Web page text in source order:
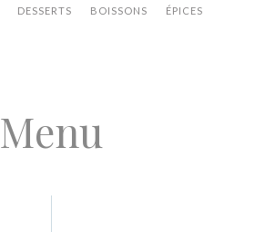
DESSERTS BOISSONS ÉPICES
Menu